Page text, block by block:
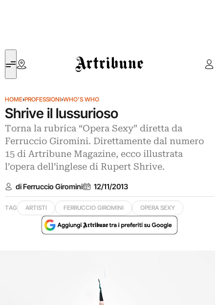
Artribune
HOME›PROFESSIONI›WHO'S WHO
Shrive il lussurioso
Torna la rubrica “Opera Sexy” diretta da
Ferruccio Giromini. Direttamente dal numero
15 di Artribune Magazine, ecco illustrata
l’opera dell’inglese di Rupert Shrive.
di Ferruccio Giromini 12/11/2013
TAG ARTISTI FERRUCCIO GIROMINI OPERA SEXY